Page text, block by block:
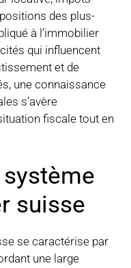
des plus-
à l’immobilier
qui influencent
et de
une connaissance
s’avère
fiscale tout en
suisse
se caractérise par
une large